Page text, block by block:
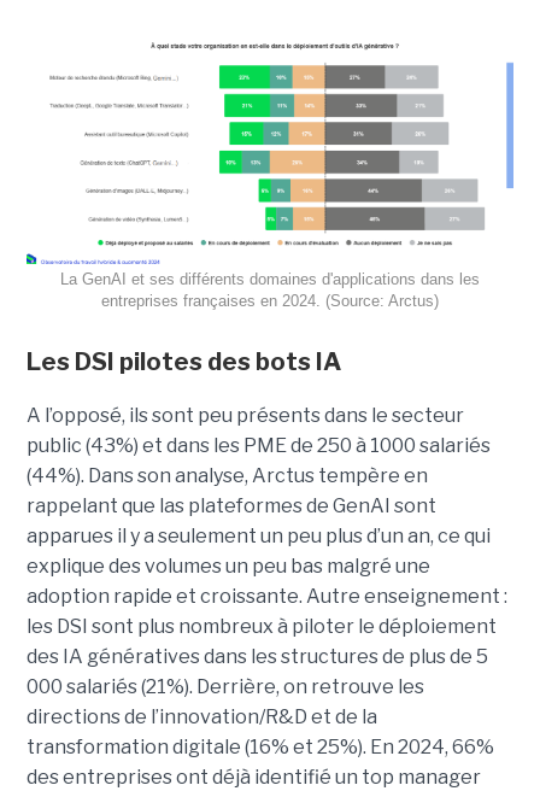
La GenAI et ses différents domaines d'applications dans les
entreprises françaises en 2024. (Source: Arctus)
Les DSI pilotes des bots IA
A l’opposé, ils sont peu présents dans le secteur
public (43%) et dans les PME de 250 à 1000 salariés
(44%). Dans son analyse, Arctus tempère en
rappelant que las plateformes de GenAI sont
apparues il y a seulement un peu plus d’un an, ce qui
explique des volumes un peu bas malgré une
adoption rapide et croissante. Autre enseignement :
les DSI sont plus nombreux à piloter le déploiement
des IA génératives dans les structures de plus de 5
000 salariés (21%). Derrière, on retrouve les
directions de l’innovation/R&D et de la
transformation digitale (16% et 25%). En 2024, 66%
des entreprises ont déjà identifié un top manager